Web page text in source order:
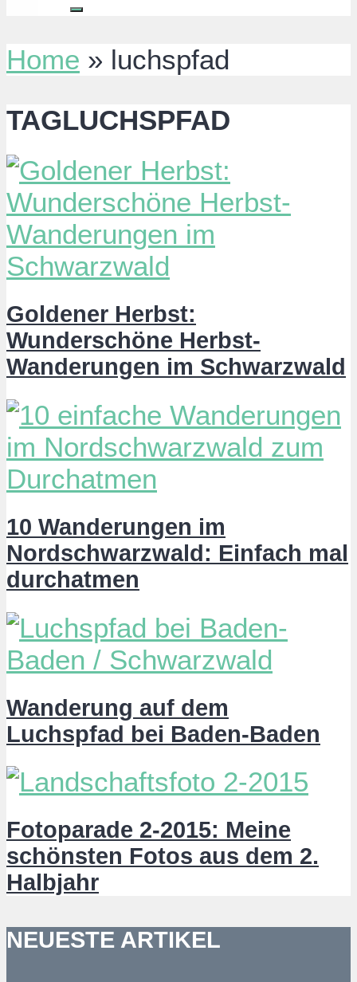
Home » luchspfad
TAGLUCHSPFAD
Goldener Herbst:
Wunderschöne Herbst-
Wanderungen im Schwarzwald
10 Wanderungen im
Nordschwarzwald: Einfach mal
durchatmen
Wanderung auf dem
Luchspfad bei Baden-Baden
Fotoparade 2-2015: Meine
schönsten Fotos aus dem 2.
Halbjahr
NEUESTE ARTIKEL